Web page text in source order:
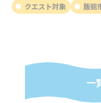
クエスト対象 飯能
一